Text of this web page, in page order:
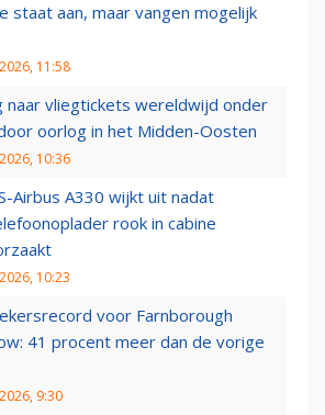
staat aan, maar vangen mogelijk
11:58
naar vliegtickets wereldwijd onder
oorlog in het Midden-Oosten
10:36
Airbus A330 wijkt uit nadat
rook in cabine
10:23
voor Farnborough
41 procent meer dan de vorige
9:30